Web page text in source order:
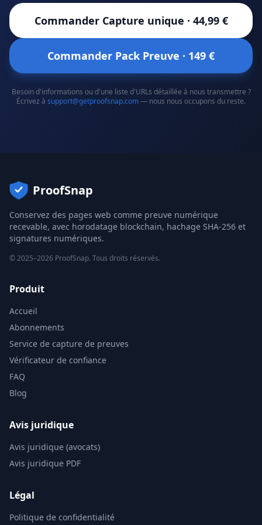
Commander Capture unique · 44,99 €
Commander Pack Preuve · 149 €
Besoin d'informations ou d'une liste d'URLs détaillée à nous transmettre ?
Écrivez à support@getproofsnap.com— nous nous occupons du reste.
ProofSnap
Conservez des pages web comme preuve numérique
recevable, avec horodatage blockchain, hachage SHA-256 et
signatures numériques.
©2025–2026 ProofSnap. Tous droits réservés.
Produit
Accueil
Abonnements
Service de capture de preuves
Vérificateur de confiance
FAQ
Blog
Avis juridique
Avis juridique (avocats)
Avis juridique PDF
Légal
Politique de confidentialité